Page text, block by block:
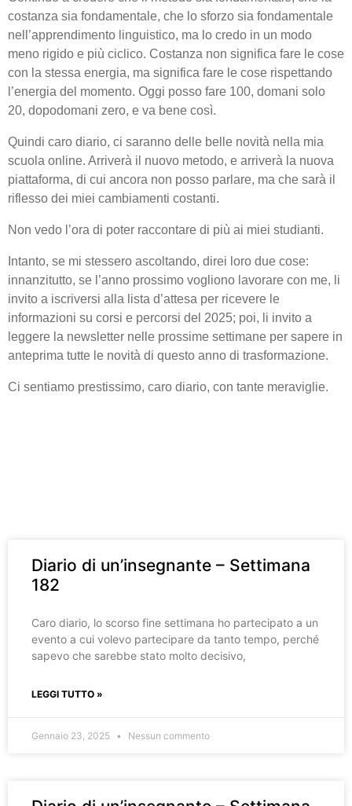
costanza sia fondamentale, che lo sforzo sia fondamentale
nell’apprendimento linguistico, ma lo credo in un modo
meno rigido e più ciclico. Costanza non significa fare le cose
con la stessa energia, ma significa fare le cose rispettando
l’energia del momento. Oggi posso fare 100, domani solo
20, dopodomani zero, e va bene così.
Quindi caro diario, ci saranno delle belle novità nella mia
scuola online. Arriverà il nuovo metodo, e arriverà la nuova
piattaforma, di cui ancora non posso parlare, ma che sarà il
riflesso dei miei cambiamenti costanti.
Non vedo l’ora di poter raccontare di più ai miei studianti.
Intanto, se mi stessero ascoltando, direi loro due cose:
innanzitutto, se l’anno prossimo vogliono lavorare con me, li
invito a iscriversi alla lista d’attesa per ricevere le
informazioni su corsi e percorsi del 2025; poi, li invito a
leggere la newsletter nelle prossime settimane per sapere in
anteprima tutte le novità di questo anno di trasformazione.
Ci sentiamo prestissimo, caro diario, con tante meraviglie.
Diario di un’insegnante – Settimana
182
Caro diario, lo scorso fine settimana ho partecipato a un
evento a cui volevo partecipare da tanto tempo, perché
sapevo che sarebbe stato molto decisivo,
LEGGI TUTTO »
Gennaio 23, 2025 Nessun commento